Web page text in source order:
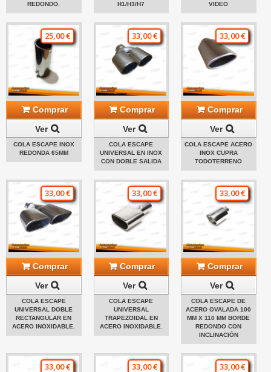
REDONDO.
H1/H3/H7
VIDEO
25,00 €
Comprar
Ver
COLA ESCAPE INOX
REDONDA 65MM
33,00 €
Comprar
Ver
COLA ESCAPE
UNIVERSAL EN INOX
CON DOBLE SALIDA
33,00 €
Comprar
Ver
COLA ESCAPE ACERO
INOX CUPRA
TODOTERRENO
33,00 €
Comprar
Ver
COLA ESCAPE
UNIVERSAL DOBLE
RECTANGULAR EN
ACERO INOXIDABLE.
33,00 €
Comprar
Ver
COLA ESCAPE
UNIVERSAL
TRAPEZOIDAL EN
ACERO INOXIDABLE.
33,00 €
Comprar
Ver
COLA ESCAPE DE
ACERO OVALADA 100
MM X 110 MM BORDE
REDONDO CON
INCLINACIÓN
33,00 € 33,00 € 33,00 €